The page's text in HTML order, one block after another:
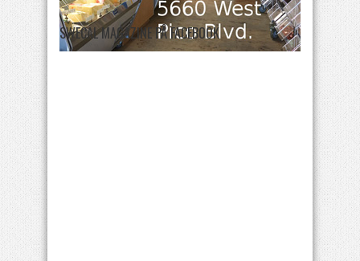
SWECAL MAGAZINE PÅ FACEBOOK